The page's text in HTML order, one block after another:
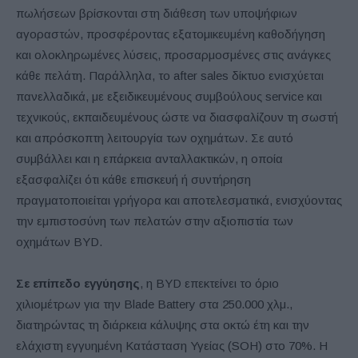
πωλήσεων βρίσκονται στη διάθεση των υποψήφιων
αγοραστών, προσφέροντας εξατομικευμένη καθοδήγηση
και ολοκληρωμένες λύσεις, προσαρμοσμένες στις ανάγκες
κάθε πελάτη. Παράλληλα, το after sales δίκτυο ενισχύεται
πανελλαδικά, με εξειδικευμένους συμβούλους service και
τεχνικούς, εκπαιδευμένους ώστε να διασφαλίζουν τη σωστή
και απρόσκοπτη λειτουργία των οχημάτων. Σε αυτό
συμβάλλει και η επάρκεια ανταλλακτικών, η οποία
εξασφαλίζει ότι κάθε επισκευή ή συντήρηση
πραγματοποιείται γρήγορα και αποτελεσματικά, ενισχύοντας
την εμπιστοσύνη των πελατών στην αξιοπιστία των
οχημάτων BYD.
Σε επίπεδο εγγύησης , η BYD επεκτείνει το όριο
χιλιομέτρων για την Blade Battery στα 250.000 χλμ.,
διατηρώντας τη διάρκεια κάλυψης στα οκτώ έτη και την
ελάχιστη εγγυημένη Κατάσταση Υγείας (SOH) στο 70%. Η